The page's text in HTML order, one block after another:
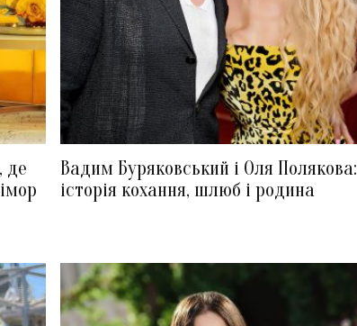
де
Вадим Буряковський і Оля Полякова:
історія кохання, шлюб і родина